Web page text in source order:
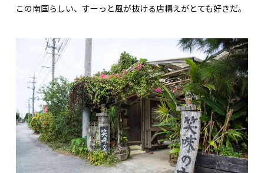
この南国らしい、すーっと風が抜ける店構えがとても好きだ。